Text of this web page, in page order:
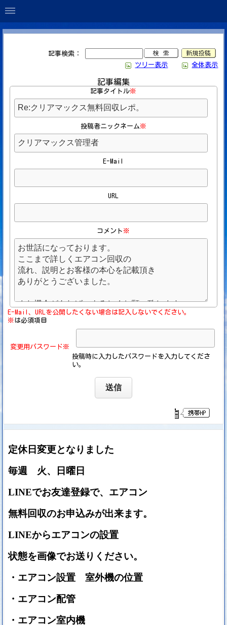
記事検索：
ツリー表示
全体表示
記事編集
記事タイトル※
投稿者ニックネーム※
E-Mail
URL
コメント ※
E-Mail、URLを公開したくない場合は記入しないでください。
※は必須項目
変更用パスワード※
投稿時に入力したパスワードを入力してくださ
い。
定休日変更となりました
毎週 火、日曜日
LINEでお友達登録で、エアコン
無料回収のお申込みが出来ます。
LINEからエアコンの設置
状態を画像でお送りください。
・エアコン設置 室外機の位置
・エアコン配管
・エアコン室内機